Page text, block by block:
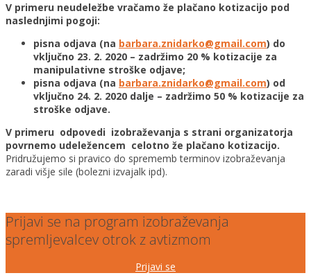
V primeru neudeležbe vračamo že plačano kotizacijo pod
naslednjimi pogoji:
pisna odjava (na barbara.znidarko@gmail.com) do
vključno 23. 2. 2020 – zadržimo 20 % kotizacije za
manipulativne stroške odjave;
pisna odjava (na barbara.znidarko@gmail.com) od
vključno 24. 2. 2020 dalje – zadržimo 50 % kotizacije za
stroške odjave.
V primeru odpovedi izobraževanja s strani organizatorja
povrnemo udeležencem celotno že plačano kotizacijo.
Pridružujemo si pravico do sprememb terminov izobraževanja
zaradi višje sile (bolezni izvajalk ipd).
Prijavi se na program izobraževanja
spremljevalcev otrok z avtizmom
Prijavi se